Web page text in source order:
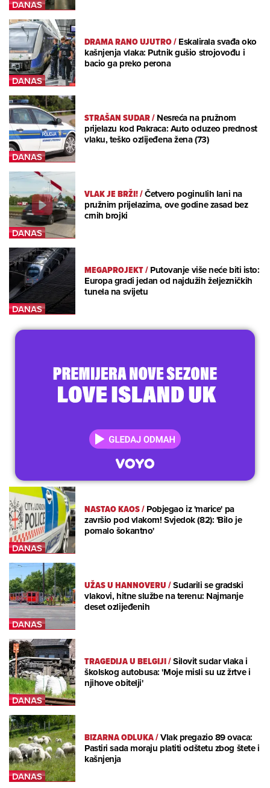
DRAMA RANO UJUTRO/Eskalirala svađa oko
kašnjenja vlaka: Putnik gušio strojovođu i
bacio ga preko perona
STRAŠAN SUDAR/Nesreća na pružnom
prijelazu kod Pakraca: Auto oduzeo prednost
vlaku, teško ozlijeđena žena (73)
VLAK JE BRŽI!/Četvero poginulih lani na
pružnim prijelazima, ove godine zasad bez
crnih brojki
MEGAPROJEKT/Putovanje više neće biti isto:
Europa gradi jedan od najdužih željezničkih
tunela na svijetu
NASTAO KAOS/Pobjegao iz 'marice' pa
završio pod vlakom! Svjedok (82): 'Bilo je
pomalo šokantno'
UŽAS U HANNOVERU/Sudarili se gradski
vlakovi, hitne službe na terenu: Najmanje
deset ozlijeđenih
TRAGEDIJA U BELGIJI/Silovit sudar vlaka i
školskog autobusa: 'Moje misli su uz žrtve i
njihove obitelji'
BIZARNA ODLUKA/Vlak pregazio 89 ovaca:
Pastiri sada moraju platiti odštetu zbog štete i
kašnjenja